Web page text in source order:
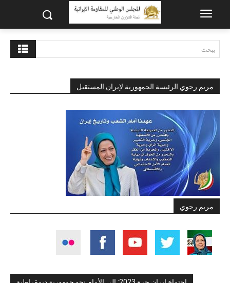
يبحث
مريم رجوي الرئيسة الجمهورية لإيران المستقبل
مريم رجوي